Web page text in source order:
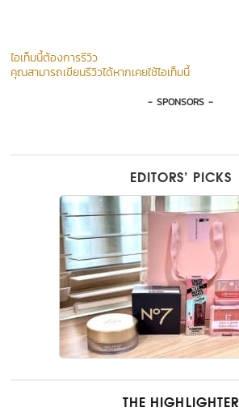
ไอเท็มนี้ต้องการรีวิว
คุณสามารถเขียนรีวิวได้หากเคยใช้ไอเท็มนี้
- SPONSORS -
EDITORS’ PICKS
THE HIGHLIGHTER